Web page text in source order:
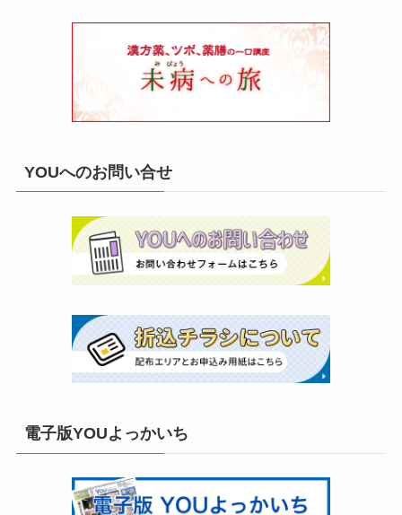
YOUへのお問い合せ
電子版YOUよっかいち